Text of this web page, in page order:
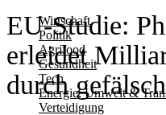
Wirtschaft
Politik
Agrifood
Gesundheit
Tech
Energie, Umwelt &
Verteidigung
EU-Studie:
erleidet
durch